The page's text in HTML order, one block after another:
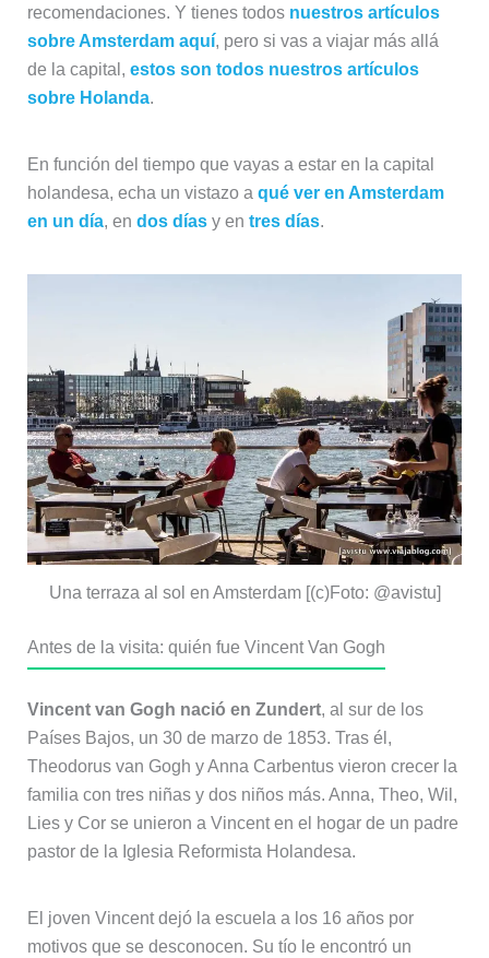
recomendaciones. Y tienes todos nuestros artículos
sobre Amsterdam aquí, pero si vas a viajar más allá
de la capital, estos son todos nuestros artículos
sobre Holanda.
En función del tiempo que vayas a estar en la capital
holandesa, echa un vistazo a qué ver en Amsterdam
en un día, en dos díasy en tres días.
Una terraza al sol en Amsterdam [(c)Foto: @avistu]
Antes de la visita: quién fue Vincent Van Gogh
Vincent van Gogh nació en Zundert, al sur de los
Países Bajos, un 30 de marzo de 1853. Tras él,
Theodorus van Gogh y Anna Carbentus vieron crecer la
familia con tres niñas y dos niños más. Anna, Theo, Wil,
Lies y Cor se unieron a Vincent en el hogar de un padre
pastor de la Iglesia Reformista Holandesa.
El joven Vincent dejó la escuela a los 16 años por
motivos que se desconocen. Su tío le encontró un